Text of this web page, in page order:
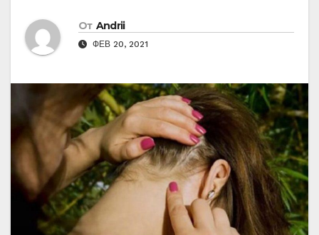
От Andrii
ФЕВ 20, 2021